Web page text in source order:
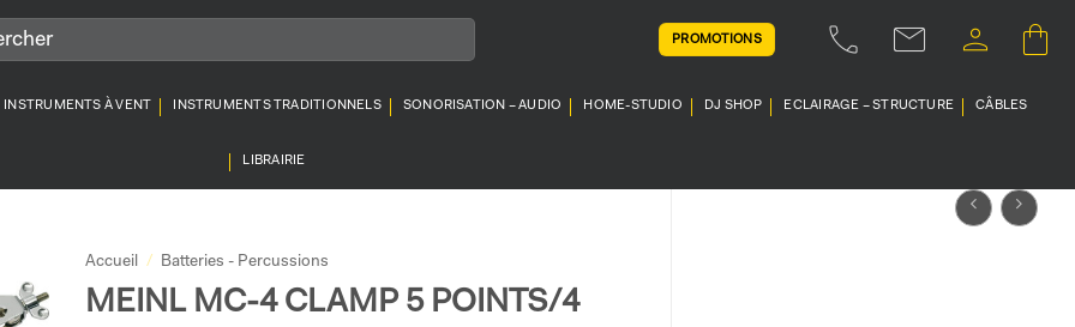
PROMOTIONS
INSTRUMENTS À VENT INSTRUMENTS TRADITIONNELS SONORISATION – AUDIO HOME-STUDIO DJ SHOP ECLAIRAGE – STRUCTURE CÂBLES
LIBRAIRIE
Accueil / Batteries - Percussions
MEINL MC-4 CLAMP 5 POINTS/4